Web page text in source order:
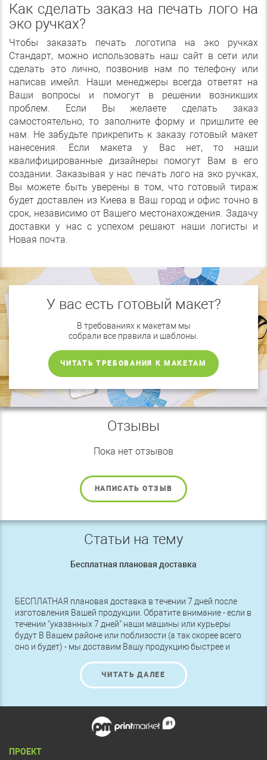
Как сделать заказ на печать лого на
эко ручках?
Чтобы заказать печать логотипа на эко ручках
Стандарт, можно использовать наш сайт в сети или
сделать это лично, позвонив нам по телефону или
написав имейл. Наши менеджеры всегда ответят на
Ваши вопросы и помогут в решении возникших
проблем. Если Вы желаете сделать заказ
самостоятельно, то заполните форму и пришлите ее
нам. Не забудьте прикрепить к заказу готовый макет
нанесения. Если макета у Вас нет, то наши
квалифицированные дизайнеры помогут Вам в его
создании. Заказывая у нас печать лого на эко ручках,
Вы можете быть уверены в том, что готовый тираж
будет доставлен из Киева в Ваш город и офис точно в
срок, независимо от Вашего местонахождения. Задачу
доставки у нас с успехом решают наши логисты и
Новая почта.
У вас есть готовый макет?
В требованиях к макетам мы
собрали все правила и шаблоны.
ЧИТАТЬ ТРЕБОВАНИЯ К МАКЕТАМ
Отзывы
Пока нет отзывов
НАПИСАТЬ ОТЗЫВ
Статьи на тему
Бесплатная плановая доставка
БЕСПЛАТНАЯ плановая доставка в течении 7 дней после
изготовления Вашей продукции. Обратите внимание - если в
течении "указанных 7 дней" наши машины или курьеры
будут В Вашем районе или поблизости (а так скорее всего
оно и будет) - мы доставим Вашу продукцию быстрее и
ЧИТАТЬ ДАЛЕЕ
ПРОЕКТ